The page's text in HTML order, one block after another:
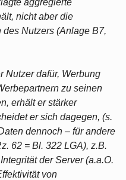
aggregierte
nicht aber die
Nutzers (Anlage B7,
Nutzer dafür, Werbung
zu seinen
erhält er stärker
er sich dagegen, (s.
dennoch – für andere
62 = Bl. 322 LGA), z.B.
der Server (a.a.O.
von